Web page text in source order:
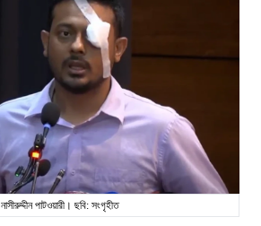
নাসীরুদ্দীন পাটওয়ারী। ছবি: সংগৃহীত